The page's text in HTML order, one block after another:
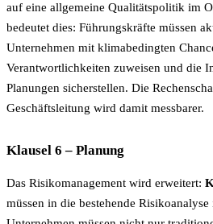
auf eine allgemeine Qualitätspolitik im
bedeutet dies: Führungskräfte müssen
Unternehmen mit klimabedingten
Verantwortlichkeiten zuweisen und die
Planungen sicherstellen. Die
Geschäftsleitung wird damit messbarer.
Klausel 6 – Planung
Das Risikomanagement wird erweitert:
müssen in die bestehende